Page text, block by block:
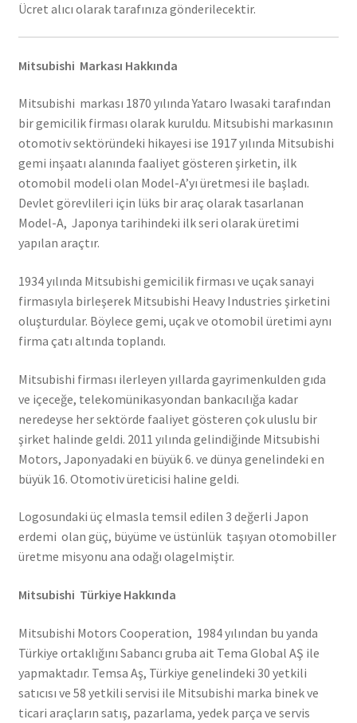
Ücret alıcı olarak tarafınıza gönderilecektir.
Mitsubishi Markası Hakkında
Mitsubishi markası 1870 yılında Yataro Iwasaki tarafından
bir gemicilik firması olarak kuruldu. Mitsubishi markasının
otomotiv sektöründeki hikayesi ise 1917 yılında Mitsubishi
gemi inşaatı alanında faaliyet gösteren şirketin, ilk
otomobil modeli olan Model-A’yı üretmesi ile başladı.
Devlet görevlileri için lüks bir araç olarak tasarlanan
Model-A, Japonya tarihindeki ilk seri olarak üretimi
yapılan araçtır.
1934 yılında Mitsubishi gemicilik firması ve uçak sanayi
firmasıyla birleşerek Mitsubishi Heavy Industries şirketini
oluşturdular. Böylece gemi, uçak ve otomobil üretimi aynı
firma çatı altında toplandı.
Mitsubishi firması ilerleyen yıllarda gayrimenkulden gıda
ve içeceğe, telekomünikasyondan bankacılığa kadar
neredeyse her sektörde faaliyet gösteren çok uluslu bir
şirket halinde geldi. 2011 yılında gelindiğinde Mitsubishi
Motors, Japonyadaki en büyük 6. ve dünya genelindeki en
büyük 16. Otomotiv üreticisi haline geldi.
Logosundaki üç elmasla temsil edilen 3 değerli Japon
erdemi olan güç, büyüme ve üstünlük taşıyan otomobiller
üretme misyonu ana odağı olagelmiştir.
Mitsubishi Türkiye Hakkında
Mitsubishi Motors Cooperation, 1984 yılından bu yanda
Türkiye ortaklığını Sabancı gruba ait Tema Global AŞ ile
yapmaktadır. Temsa Aş, Türkiye genelindeki 30 yetkili
satıcısı ve 58 yetkili servisi ile Mitsubishi marka binek ve
ticari araçların satış, pazarlama, yedek parça ve servis